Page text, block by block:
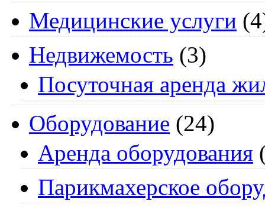
Медицинские услуги
Недвижемость (3)
Посуточная аренда
Оборудование (24)
Аренда оборудования
Парикмахерское